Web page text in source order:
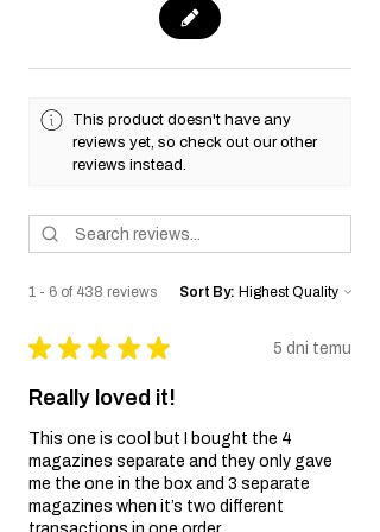
komponentu uznanego za wadliwy z
powodu materiałów lub wykonania podczas
airsoft oraz jej wewnętrznych komponentów.
Wyłączenia Gwarancji:
Zaniedbanie i Niewłaściwe
niewłaściwego użytkowania,
nieprawidłowego obchodzenia się z repliką
Zużycie Eksploatacyjne:Normalne zużycie
kosmetyczne oraz uszkodzenia wynikające z
Gwarancją.
Nieoryginalne Części: Gwarancja traci
ważność, jeśli w replice airsoft zostaną użyte
nieoryginalne części lub akcesoria, które nie
zostały dostarczone przez Sprzedawcę.
This product doesn't have any
reviews yet, so check out our other
reviews instead.
1 - 6 of 438 reviews Sort By:
★ ★ ★ ★ ★ 5 dni temu
Really loved it!
This one is cool but I bought the 4
magazines separate and they only gave
me the one in the box and 3 separate
magazines when it’s two different